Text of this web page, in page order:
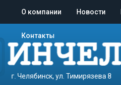
О компании Новости
Контакты
г. Челябинск, ул. Тимирязева 8